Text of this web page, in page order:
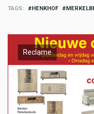
TAGS HENKHOF
Reclame